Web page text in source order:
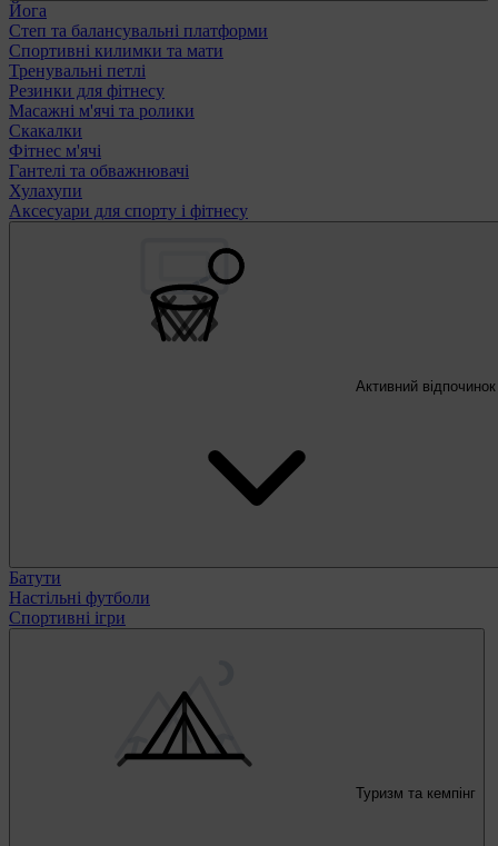
Йога
Степ та балансувальні платформи
Спортивні килимки та мати
Тренувальні петлі
Резинки для фітнесу
Масажні м'ячі та ролики
Скакалки
Фітнес м'ячі
Гантелі та обважнювачі
Хулахупи
Аксесуари для спорту і фітнесу
Активний відпочинок
Батути
Настільні футболи
Спортивні ігри
Туризм та кемпінг